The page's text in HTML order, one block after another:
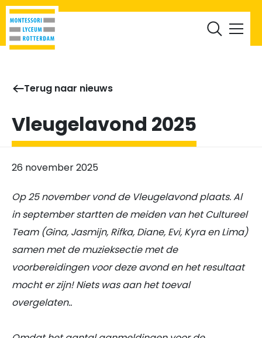
RML Leerlingen Documenten
Terug naar nieuws
Vleugelavond 2025
26 november 2025
Op 25 november vond de Vleugelavond plaats. Al
in september startten de meiden van het Cultureel
Team (Gina, Jasmijn, Rifka, Diane, Evi, Kyra en Lima)
samen met de muzieksectie met de
voorbereidingen voor deze avond en het resultaat
mocht er zijn! Niets was aan het toeval
overgelaten..